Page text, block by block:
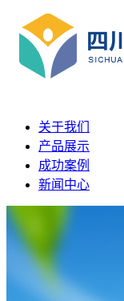
关于我们
产品展示
成功案例
新闻中心